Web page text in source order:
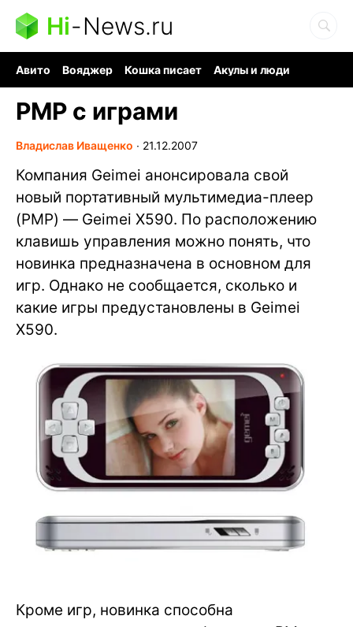
Hi-News.ru
Авито Вояджер Кошка писает
Акулы и люди
PMP с играми
Владислав Иващенко ∙ 21.12.2007
Компания Geimei анонсировала свой
новый портативный мультимедиа-плеер
(PMP) — Geimei X590. По расположению
клавишь управления можно понять, что
новинка предназначена в основном для
игр. Однако не сообщается, сколько и
какие игры предустановлены в Geimei
X590.
Кроме игр, новинка способна